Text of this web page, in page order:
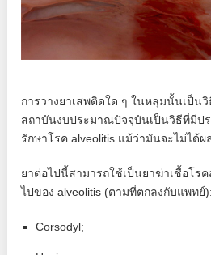
การวางยาเสพติดใด ๆ ในหลุมนั้นเป็น
สถาบันงบประมาณปัจจุบันเป็นวิธีที่มีป
รักษาโรค alveolitis แม้ว่ามันจะไม่ได้
ยาต่อไปนี้สามารถใช้เป็นยาฆ่าเชื้อโร
ไปของ alveolitis (ตามที่ตกลงกับแพทย์):
Corsodyl;